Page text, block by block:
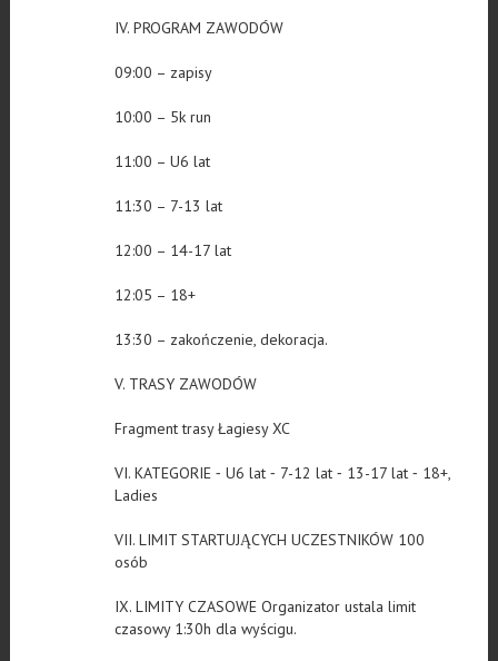
IV. PROGRAM ZAWODÓW
09:00 – zapisy
10:00 – 5k run
11:00 – U6 lat
11:30 – 7-13 lat
12:00 – 14-17 lat
12:05 – 18+
13:30 – zakończenie, dekoracja.
V. TRASY ZAWODÓW
Fragment trasy Łagiesy XC
VI. KATEGORIE ⁃ U6 lat ⁃ 7-12 lat ⁃ 13-17 lat ⁃ 18+,
Ladies
VII. LIMIT STARTUJĄCYCH UCZESTNIKÓW 100
osób
IX. LIMITY CZASOWE Organizator ustala limit
czasowy 1:30h dla wyścigu.